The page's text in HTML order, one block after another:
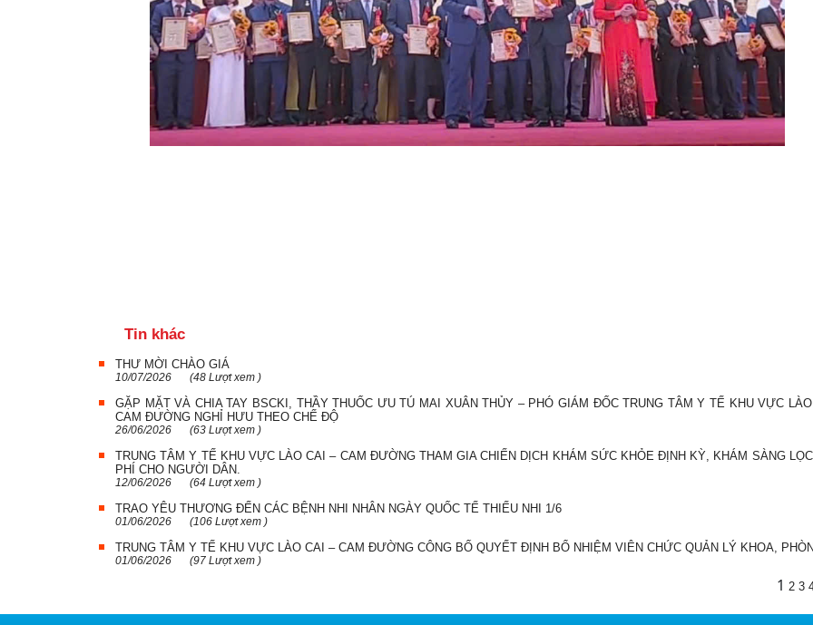
Tin khác
THƯ MỜI CHÀO GIÁ
10/07/2026 (48 Lượt xem )
GẶP MẶT VÀ CHIA TAY BSCKI, THẦY THUỐC ƯU TÚ MAI XUÂN THỦY – PHÓ GIÁM ĐỐC TRUNG TÂM Y TẾ KHU VỰC
CAM ĐƯỜNG NGHỈ HƯU THEO CHẾ ĐỘ
26/06/2026 (63 Lượt xem )
TRUNG TÂM Y TẾ KHU VỰC LÀO CAI – CAM ĐƯỜNG THAM GIA CHIẾN DỊCH KHÁM SỨC KHỎE ĐỊNH KỲ, KHÁM SÀNG
PHÍ CHO NGƯỜI DÂN.
12/06/2026 (64 Lượt xem )
TRAO YÊU THƯƠNG ĐẾN CÁC BỆNH NHI NHÂN NGÀY QUỐC TẾ THIẾU NHI 1/6
01/06/2026 (106 Lượt xem )
TRUNG TÂM Y TẾ KHU VỰC LÀO CAI – CAM ĐƯỜNG CÔNG BỐ QUYẾT ĐỊNH BỔ NHIỆM VIÊN CHỨC QUẢN LÝ KHOA,
01/06/2026 (97 Lượt xem )
1 2 3